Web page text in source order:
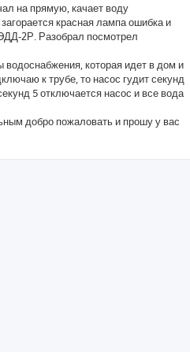
на прямую, качает воду
красная лампа ошибка и
2Р. Разобрал посмотрел
водоснабжения, которая идет в дом и
к трубе, то насос гудит секунд
5 отключается насос и все вода
добро пожаловать и прошу у вас